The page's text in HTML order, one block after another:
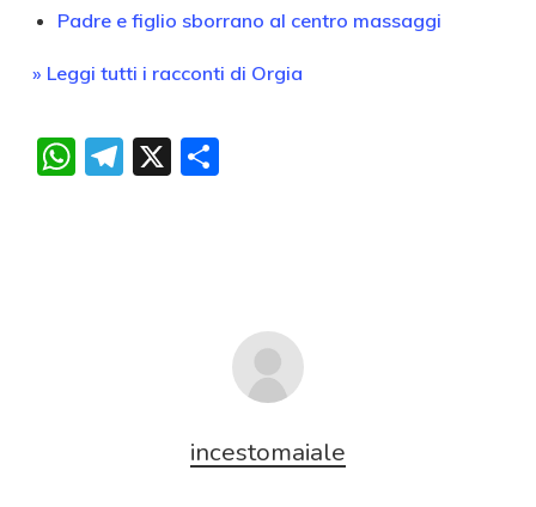
Padre e figlio sborrano al centro massaggi
» Leggi tutti i racconti di Orgia
WhatsApp
Telegram
X Condividi
incestomaiale